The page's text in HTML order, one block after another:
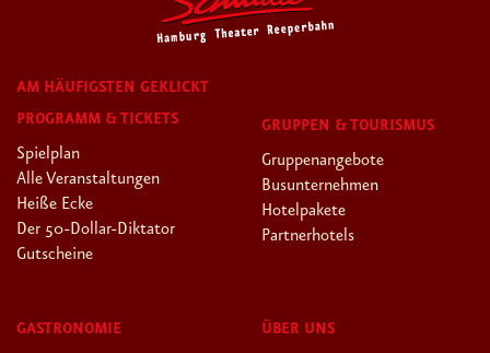
AM HÄUFIGSTEN GEKLICKT
PROGRAMM & TICKETS
Spielplan
Alle Veranstaltungen
Heiße Ecke
Der 50-Dollar-Diktator
Gutscheine
GRUPPEN & TOURISMUS
Gruppenangebote
Busunternehmen
Hotelpakete
Partnerhotels
GASTRONOMIE ÜBER UNS